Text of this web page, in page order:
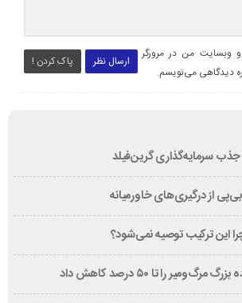
ارسال نظر پاک کردن !
و وبسایت من در مرورگر
دیدگاهی می‌نویسم.
جذب سرمایه‌گذاری گرین‌فیلد
از درگیری‌های خاورمیانه
این ترکیب توصیه نمی‌شود؟
را تا ۵۰ درصد کاهش داد